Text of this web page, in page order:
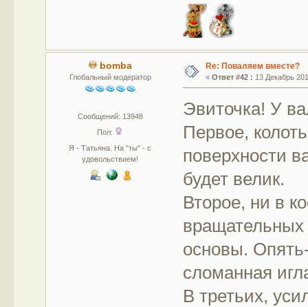
bomba
Глобальный модератор
Сообщений: 13948
Пол:
Я - Татьяна. На "ты" - с
удовольствием!
Re: Поваляем вместе?
« Ответ #42 : 13 Декабрь
Эвиточка! У
Первое,
поверхности
будет велик.
Второе, ни в
основы.
сломанная
В третьих,